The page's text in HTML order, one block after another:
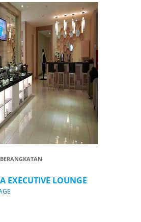
EXECUTIVE LOUNGE